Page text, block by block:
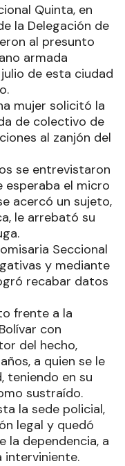
Quinta, en
la Delegación de
al presunto
armada
de esta ciudad
mujer solicitó la
de colectivo de
al zanjón del
se entrevistaron
esperaba el micro
acercó un sujeto,
le arrebató su
Seccional
y mediante
recabar datos
frente a la
con
del hecho,
a quien se le
teniendo en su
sustraído.
la sede policial,
legal y quedó
la dependencia, a
interviniente.